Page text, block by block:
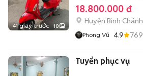
41 giây trước 10
18.800.000 đ
Huyện Bình Chánh
Phong Vũ 4.9 769
Tuyển phục vụ